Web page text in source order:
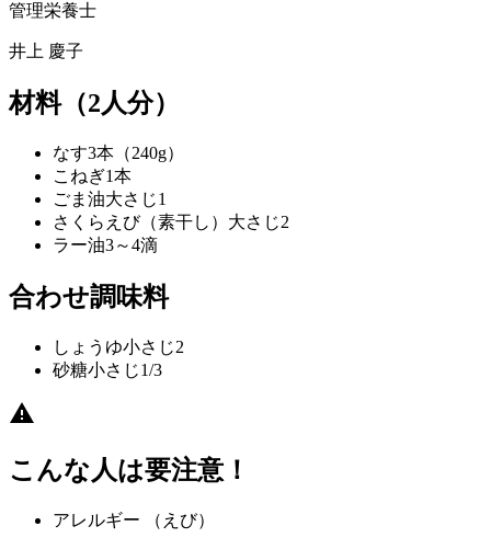
管理栄養士
井上 慶子
材料（2人分）
なす3本（240g）
こねぎ1本
ごま油大さじ1
さくらえび（素干し） 大さじ2
ラー油3～4滴
合わせ調味料
しょうゆ小さじ2
砂糖小さじ1/3
こんな人は要注意！
アレルギー （えび）